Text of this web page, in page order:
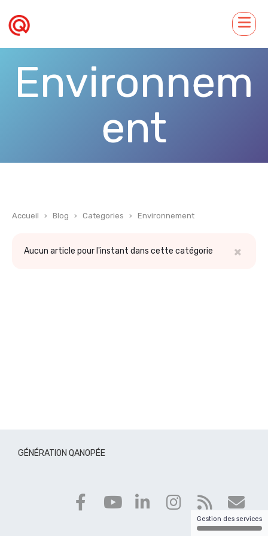
Environnem
ent
Accueil › Blog › Categories › Environnement
×
Aucun article pour l'instant dans cette catégorie
GÉNÉRATION QANOPÉE
Gestion des services